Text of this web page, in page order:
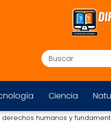
Ciencia
humanos y